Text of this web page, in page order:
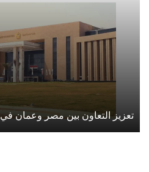
تعزيز التعاون بين مصر وعمان